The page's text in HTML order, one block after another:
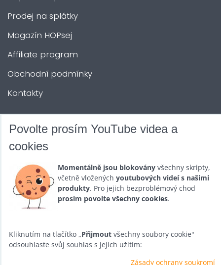
Prodej na splátky
Magazín HOPsej
Affiliate program
Obchodní podmínky
Kontakty
DALŠÍ SLUŽBY
Půjčovna
Promotéři
Kurzy a setkání
Velkoobchod
Nabídka práce
Povolte prosím YouTube videa a
cookies
Momentálně jsou blokovány všechny skripty,
včetně vložených youtubových videí s našimi
produkty. Pro jejich bezproblémový chod
prosím povolte všechny cookies.
Kliknutím na tlačítko „Přijmout všechny soubory cookie"
odsouhlaste svůj souhlas s jejich užitím:
Zásady ochrany soukromí